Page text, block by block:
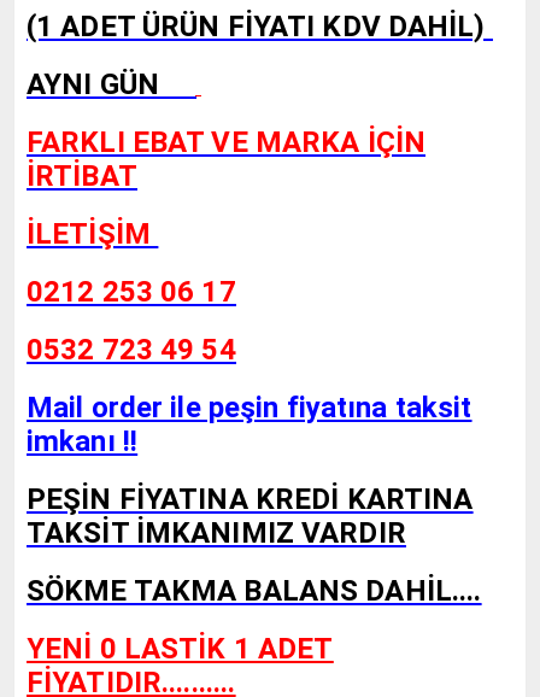
(1 ADET ÜRÜN FİYATI KDV DAHİL)
AYNI GÜN
FARKLI EBAT VE MARKA İÇİN
İRTİBAT
İLETİŞİM
0212 253 06 17
0532 723 49 54
Mail order ile peşin fiyatına taksit
imkanı !!
PEŞİN FİYATINA KREDİ KARTINA
TAKSİT İMKANIMIZ VARDIR
SÖKME TAKMA BALANS DAHİL....
YENİ 0 LASTİK 1 ADET
FİYATIDIR..........